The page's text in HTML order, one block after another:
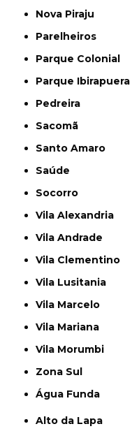
Nova Piraju
Parelheiros
Parque Colonial
Parque Ibirapuera
Pedreira
Sacomã
Santo Amaro
Saúde
Socorro
Vila Alexandria
Vila Andrade
Vila Clementino
Vila Lusitania
Vila Marcelo
Vila Mariana
Vila Morumbi
Zona Sul
Água Funda
Alto da Lapa